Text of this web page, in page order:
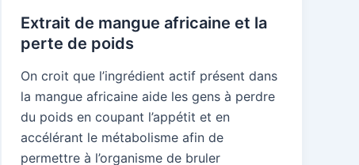
Extrait de mangue africaine et la
perte de poids
On croit que l’ingrédient actif présent dans
la mangue africaine aide les gens à perdre
du poids en coupant l’appétit et en
accélérant le métabolisme afin de
permettre à l’organisme de bruler